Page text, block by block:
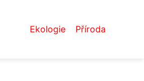
Ekologie Příroda